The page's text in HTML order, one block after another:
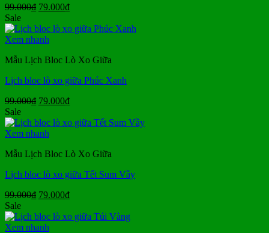
99.000₫ Giá
là:
99.000₫.
79.000₫Giá
tại
Sale
Xem nhanh
Mẫu Lịch Bloc Lò Xo Giữa
Lịch bloc lò xo giữa Phúc Xanh
99.000₫ Giá
là:
99.000₫.
79.000₫Giá
tại
Sale
Xem nhanh
Mẫu Lịch Bloc Lò Xo Giữa
Lịch bloc lò xo giữa Tết Sum Vầy
99.000₫ Giá
là:
99.000₫.
79.000₫Giá
tại
Sale
Xem nhanh